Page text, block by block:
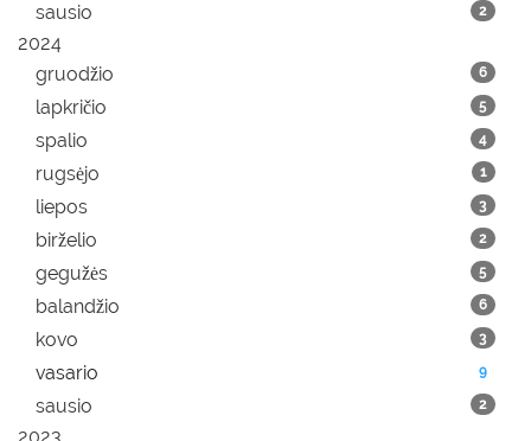
sausio 2
2024
gruodžio
6
lapkričio 5
spalio 4
rugsėjo 1
liepos 3
birželio 2
gegužės 5
balandžio 6
kovo 3
vasario 9
sausio 2